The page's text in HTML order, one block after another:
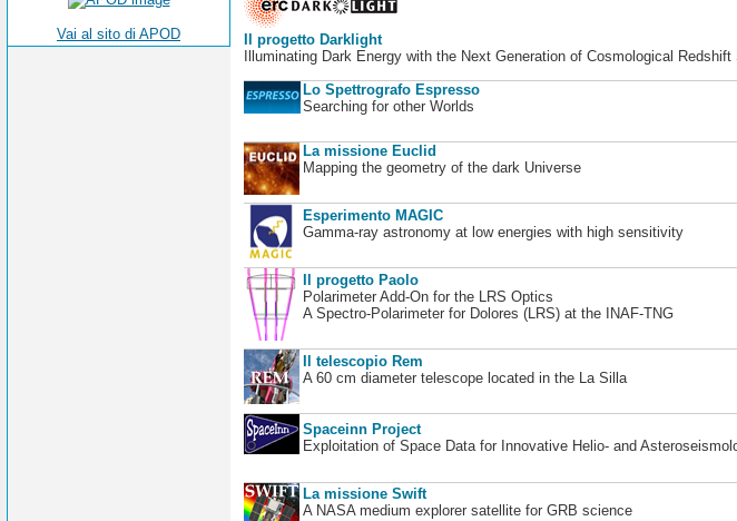
Vai al sito di APOD
Il progetto Darklight
Illuminating Dark Energy with the Next Generation of Cosmological Redshift
Lo Spettrografo Espresso
Searching for other Worlds
La missione Euclid
Mapping the geometry of the dark Universe
Esperimento MAGIC
Gamma-ray astronomy at low energies with high sensitivity
Il progetto Paolo
Polarimeter Add-On for the LRS Optics
A Spectro-Polarimeter for Dolores (LRS) at the INAF-TNG
Il telescopio Rem
A 60 cm diameter telescope located in the La Silla
Spaceinn Project
Exploitation of Space Data for Innovative Helio- and
La missione Swift
A NASA medium explorer satellite for GRB science